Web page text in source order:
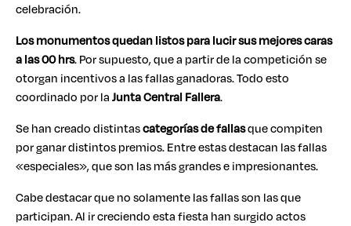
celebración.
Los monumentos quedan listos para lucir sus mejores caras
a las 00 hrs. Por supuesto, que a partir de la competición se
otorgan incentivos a las fallas ganadoras. Todo esto
coordinado por laJunta Central Fallera.
Se han creado distintascategorías de fallasque compiten
por ganar distintos premios. Entre estas destacan las fallas
«especiales», que son las más grandes e impresionantes.
Cabe destacar que no solamente las fallas son las que
participan. Al ir creciendo esta fiesta han surgido actos